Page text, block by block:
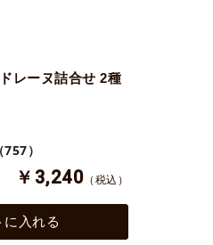
レーヌ詰合せ 2種
（757）
￥3,240 （税込）
に入れる